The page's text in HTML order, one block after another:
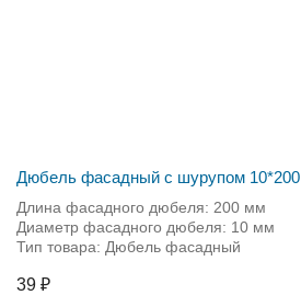
Дюбель фасадный с шурупом 10*200
Длина фасадного дюбеля: 200 мм
Диаметр фасадного дюбеля: 10 мм
Тип товара: Дюбель фасадный
39 ₽